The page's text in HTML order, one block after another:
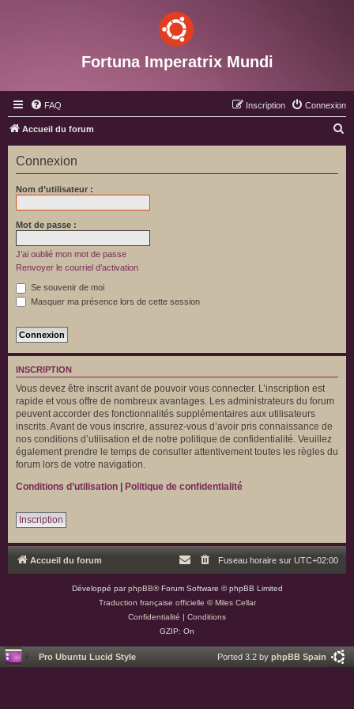
Fortuna Imperatrix Mundi
FAQ Connexion
Inscription
Accueil du forum
e
Connexion
Nom d’utilisateur :
Mot de passe :
J’ai oublié mon mot de passe
Renvoyer le courriel d’activation
Se souvenir de moi
Masquer ma présence lors de cette session
INSCRIPTION
Vous devez être inscrit avant de pouvoir vous connecter. L’inscription est
rapide et vous offre de nombreux avantages. Les administrateurs du forum
peuvent accorder des fonctionnalités supplémentaires aux utilisateurs
inscrits. Avant de vous inscrire, assurez-vous d’avoir pris connaissance de
nos conditions d’utilisation et de notre politique de confidentialité. Veuillez
également prendre le temps de consulter attentivement toutes les règles du
forum lors de votre navigation.
Conditions d’utilisation | Politique de confidentialité
Inscription
Accueil du forum Fuseau horaire sur UTC+02:00
Développé parphpBB® Forum Software © phpBB Limited
Traduction française officielle ©Miles Cellar
Confidentialité | Conditions
GZIP: On
Pro Ubuntu Lucid Style Ported 3.2 by phpBB Spain